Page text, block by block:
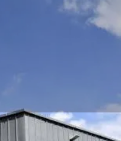
Établissement Liés 0